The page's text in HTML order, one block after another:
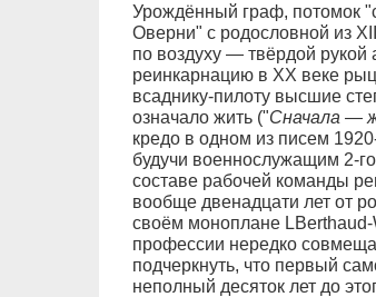
Урождённый граф, потомок
Оверни" с родословной из
по воздуху — твёрдой рукой
реинкарнацию в ХХ веке
всаднику-пилоту высшие
означало жить ("Сначала —
кредо в одном из писем
будучи военнослужащим 2-
составе рабочей команды
вообще двенадцати лет от
своём моноплане LBerthaud-
профессии нередко
подчеркнуть, что первый
неполный десяток лет до